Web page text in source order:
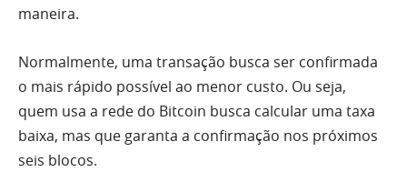
maneira.
Normalmente, uma transação busca ser confirmada
o mais rápido possível ao menor custo. Ou seja,
quem usa a rede do Bitcoin busca calcular uma taxa
baixa, mas que garanta a confirmação nos próximos
seis blocos.